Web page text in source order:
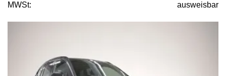
MWSt: ausweisbar